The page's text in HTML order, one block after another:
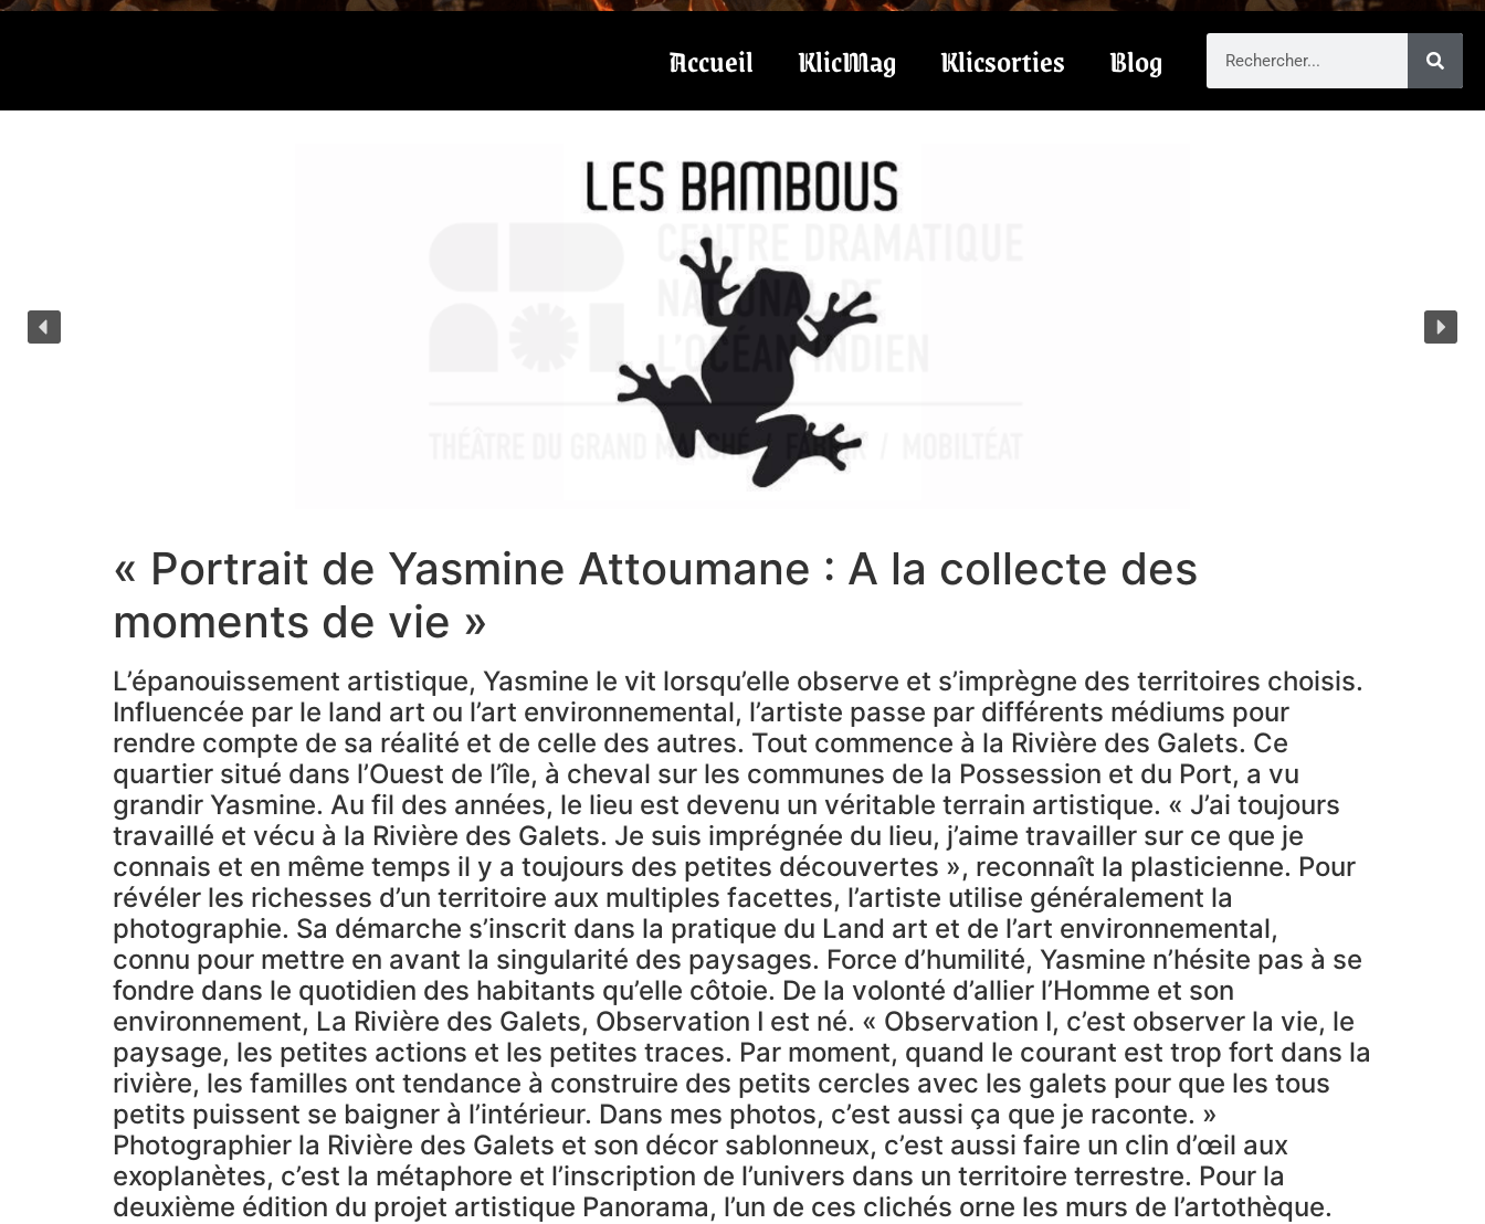
Accueil KlicMag Klicsorties Blog
« Portrait de Yasmine Attoumane : A la collecte des
moments de vie »
L’épanouissement artistique, Yasmine le vit lorsqu’elle observe et s’imprègne des territoires choisis.
Influencée par le land art ou l’art environnemental, l’artiste passe par différents médiums pour
rendre compte de sa réalité et de celle des autres. Tout commence à la Rivière des Galets. Ce
quartier situé dans l’Ouest de l’île, à cheval sur les communes de la Possession et du Port, a vu
grandir Yasmine. Au fil des années, le lieu est devenu un véritable terrain artistique. « J’ai toujours
travaillé et vécu à la Rivière des Galets. Je suis imprégnée du lieu, j’aime travailler sur ce que je
connais et en même temps il y a toujours des petites découvertes », reconnaît la plasticienne. Pour
révéler les richesses d’un territoire aux multiples facettes, l’artiste utilise généralement la
photographie. Sa démarche s’inscrit dans la pratique du Land art et de l’art environnemental,
connu pour mettre en avant la singularité des paysages. Force d’humilité, Yasmine n’hésite pas à se
fondre dans le quotidien des habitants qu’elle côtoie. De la volonté d’allier l’Homme et son
environnement, La Rivière des Galets, Observation I est né. « Observation I, c’est observer la vie, le
paysage, les petites actions et les petites traces. Par moment, quand le courant est trop fort dans la
rivière, les familles ont tendance à construire des petits cercles avec les galets pour que les tous
petits puissent se baigner à l’intérieur. Dans mes photos, c’est aussi ça que je raconte. »
Photographier la Rivière des Galets et son décor sablonneux, c’est aussi faire un clin d’œil aux
exoplanètes, c’est la métaphore et l’inscription de l’univers dans un territoire terrestre. Pour la
deuxième édition du projet artistique Panorama, l’un de ces clichés orne les murs de l’artothèque.